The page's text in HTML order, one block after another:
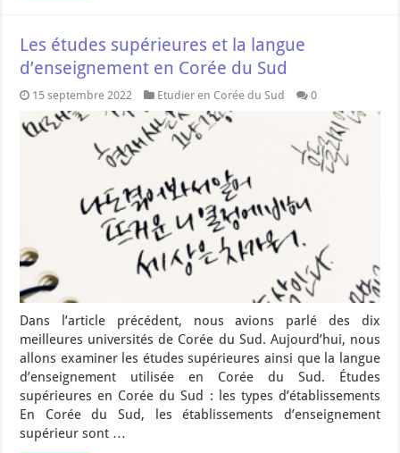
Les études supérieures et la langue
d’enseignement en Corée du Sud
15 septembre 2022 Etudier en Corée du Sud 0
Dans l’article précédent, nous avions parlé des dix
meilleures universités de Corée du Sud. Aujourd’hui, nous
allons examiner les études supérieures ainsi que la langue
d’enseignement utilisée en Corée du Sud. Études
supérieures en Corée du Sud : les types d’établissements
En Corée du Sud, les établissements d’enseignement
supérieur sont …